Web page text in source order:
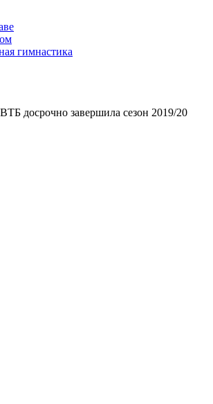
гимнастика
досрочно завершила сезон 2019/20